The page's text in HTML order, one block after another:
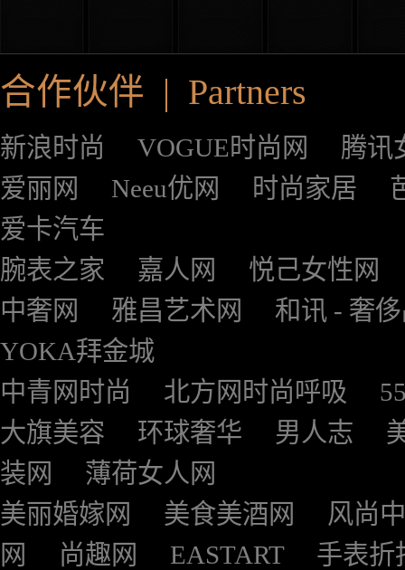
合作伙伴 | Partners
新浪时尚 VOGUE时尚网
腾讯
爱丽网
Neeu优网 时尚家居
爱卡汽车
腕表之家
嘉人网
悦己女性网
中奢网
雅昌艺术网
和讯 - 奢
YOKA拜金城
中青网时尚
北方网时尚呼吸
大旗美容
环球奢华 男人志
装网
薄荷女人网
美丽婚嫁网
美食美酒网
风尚
网
尚趣网 EASTART
手表折